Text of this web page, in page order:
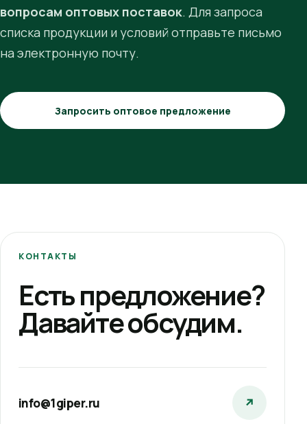
вопросам оптовых поставок. Для запроса
списка продукции и условий отправьте письмо
на электронную почту.
Запросить оптовое предложение
КОНТАКТЫ
Есть предложение?
Давайте обсудим.
info@1giper.ru ↗